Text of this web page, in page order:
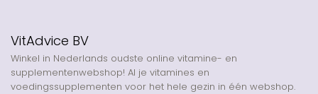
VitAdvice BV
Winkel in Nederlands oudste online vitamine- en
supplementenwebshop! Al je vitamines en
voedingssupplementen voor het hele gezin in één webshop.